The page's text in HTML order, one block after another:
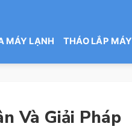
MÁY LẠNH THÁO LẮP
Và Giải Pháp